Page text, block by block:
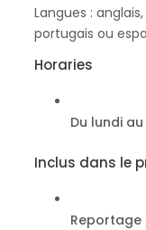
Langues :
portugais ou
Horaries
Du lundi
Inclus dans le